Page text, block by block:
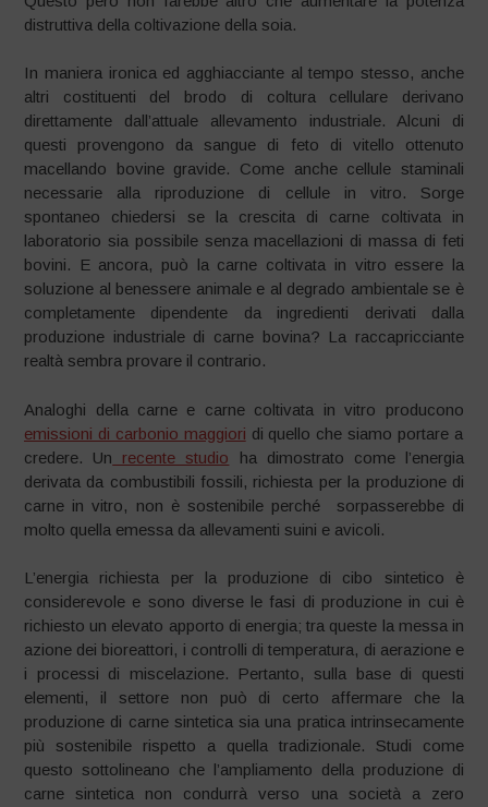
distruttiva della coltivazione della soia.
In maniera ironica ed agghiacciante al tempo stesso, anche
altri costituenti del brodo di coltura cellulare derivano
direttamente dall’attuale allevamento industriale. Alcuni di
questi provengono da sangue di feto di vitello ottenuto
macellando bovine gravide. Come anche cellule staminali
necessarie alla riproduzione di cellule in vitro. Sorge
spontaneo chiedersi se la crescita di carne coltivata in
laboratorio sia possibile senza macellazioni di massa di feti
bovini. E ancora, può la carne coltivata in vitro essere la
soluzione al benessere animale e al degrado ambientale se è
completamente dipendente da ingredienti derivati dalla
produzione industriale di carne bovina? La raccapricciante
realtà sembra provare il contrario.
Analoghi della carne e carne coltivata in vitro producono
emissioni di carbonio maggiori di quello che siamo portare a
credere. Un recente studio ha dimostrato come l’energia
derivata da combustibili fossili, richiesta per la produzione di
carne in vitro, non è sostenibile perché sorpasserebbe di
molto quella emessa da allevamenti suini e avicoli.
L’energia richiesta per la produzione di cibo sintetico è
considerevole e sono diverse le fasi di produzione in cui è
richiesto un elevato apporto di energia; tra queste la messa in
azione dei bioreattori, i controlli di temperatura, di aerazione e
i processi di miscelazione. Pertanto, sulla base di questi
elementi, il settore non può di certo affermare che la
produzione di carne sintetica sia una pratica intrinsecamente
più sostenibile rispetto a quella tradizionale. Studi come
questo sottolineano che l’ampliamento della produzione di
carne sintetica non condurrà verso una società a zero